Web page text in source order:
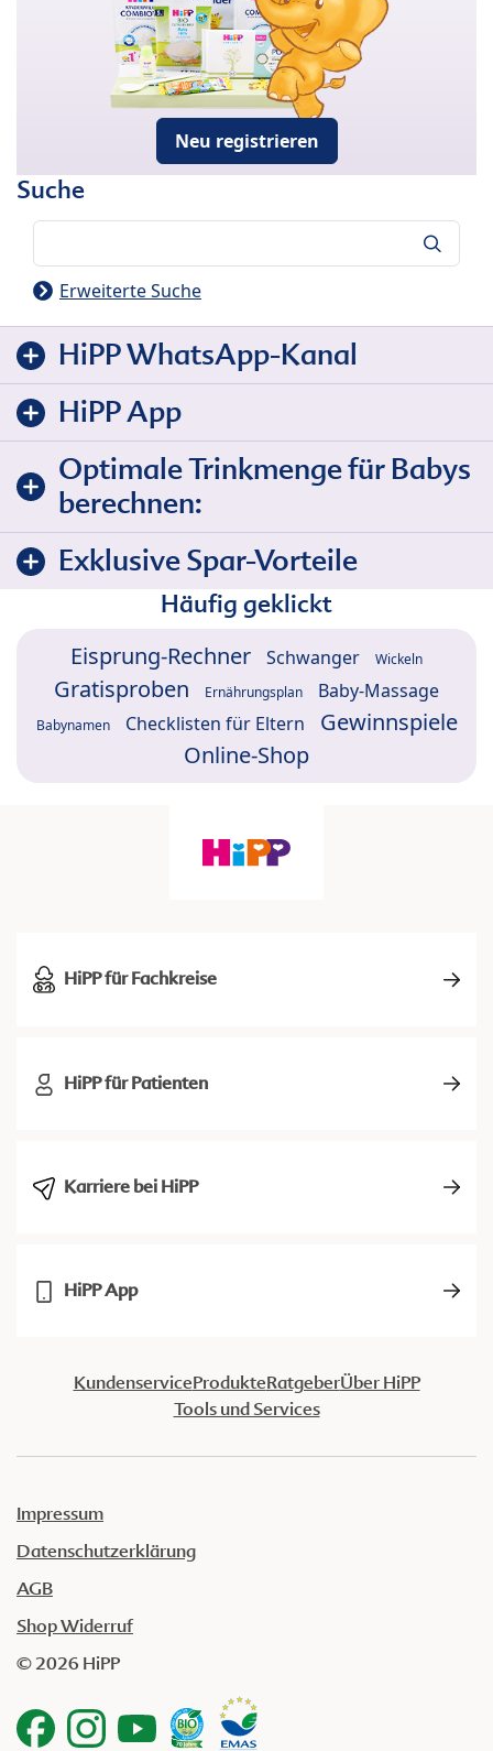
Neu registrieren
Suche
Erweiterte Suche
HiPP WhatsApp-Kanal
HiPP App
Optimale Trinkmenge für Babys
berechnen:
Exklusive Spar-Vorteile
Häufig geklickt
Eisprung-Rechner Schwanger Wickeln
Gratisproben Ernährungsplan Baby-Massage
Babynamen Checklisten für Eltern
Gewinnspiele
Online-Shop
HiPP für Fachkreise
HiPP für Patienten
Karriere bei HiPP
HiPP App
KundenserviceProdukteRatgeberÜber HiPP
Tools und Services
Impressum
Datenschutzerklärung
AGB
Shop Widerruf
© 2026 HiPP